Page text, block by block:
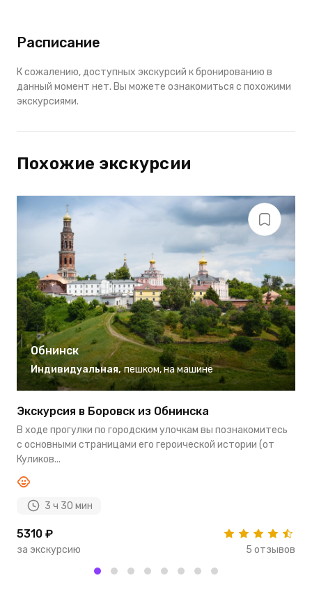
Расписание
К сожалению, доступных экскурсий к бронированию в
данный момент нет. Вы можете ознакомиться с похожими
экскурсиями.
Похожие экскурсии
Обнинск
Индивидуальная, пешком, на машине
Экскурсия в Боровск из Обнинска
В ходе прогулки по городским улочкам вы познакомитесь
с основными страницами его героической истории (от
Куликов...
3 ч 30 мин
5310 ₽
за экскурсию 5 отзывов